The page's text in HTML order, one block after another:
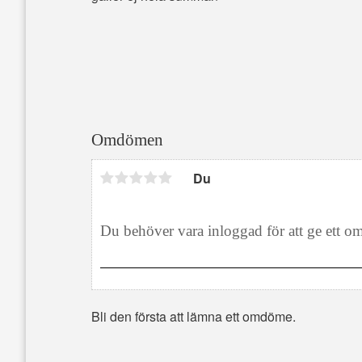
Omdömen
Du
Bli den första att lämna ett omdöme.